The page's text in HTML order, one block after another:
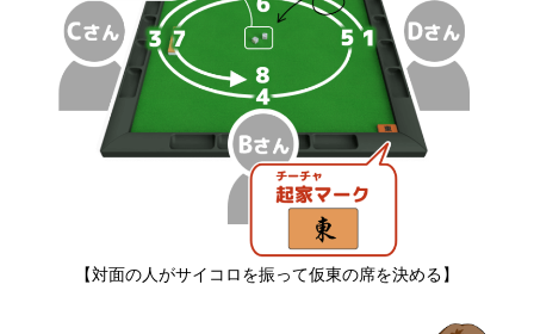
【対面の人がサイコロを振って仮東の席を決める】